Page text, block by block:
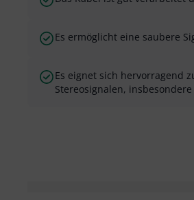
Es ermöglicht eine saubere
Es eignet sich hervorragend
Stereosignalen,